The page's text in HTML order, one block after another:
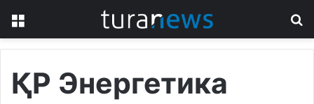
ҚР Энергетика